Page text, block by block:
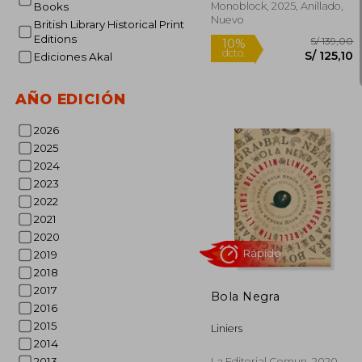
Books
British Library Historical Print
Editions
Ediciones Akal
AÑO EDICIÓN
2026
2025
2024
2023
2022
2021
2020
2019
2018
2017
2016
2015
2014
Monoblock, 2025, Anillado,
Nuevo
10%
dcto. S/
Bola Negra
Liniers